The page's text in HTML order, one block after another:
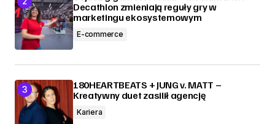
Decathlon zmieniają reguły gry w
marketingu ekosystemowym
E-commerce
180HEARTBEATS + JUNG v. MATT –
Kreatywny duet zasilił agencję
Kariera